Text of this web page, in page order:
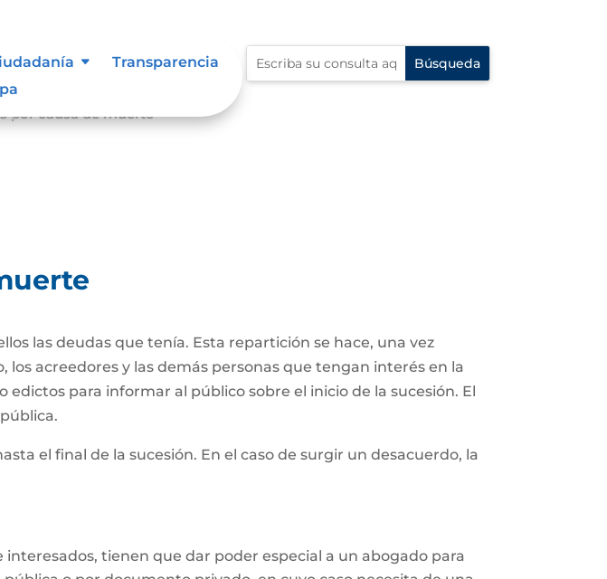
Transparencia
las deudas que tenía. Esta repartición se hace, una vez
acreedores y las demás personas que tengan interés en la
para informar al público sobre el inicio de la sucesión. El
el final de la sucesión. En el caso de surgir un desacuerdo, la
tienen que dar poder especial a un abogado para